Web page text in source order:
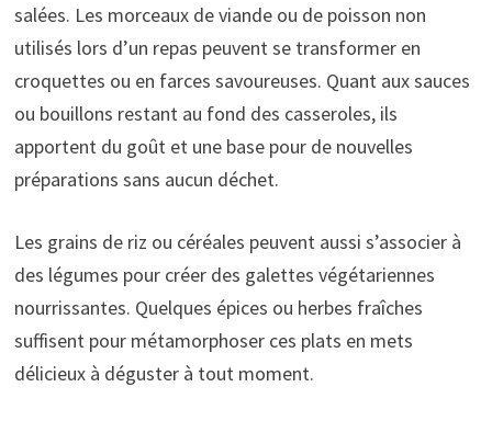
salées. Les morceaux de viande ou de poisson non
utilisés lors d’un repas peuvent se transformer en
croquettes ou en farces savoureuses. Quant aux sauces
ou bouillons restant au fond des casseroles, ils
apportent du goût et une base pour de nouvelles
préparations sans aucun déchet.
Les grains de riz ou céréales peuvent aussi s’associer à
des légumes pour créer des galettes végétariennes
nourrissantes. Quelques épices ou herbes fraîches
suffisent pour métamorphoser ces plats en mets
délicieux à déguster à tout moment.